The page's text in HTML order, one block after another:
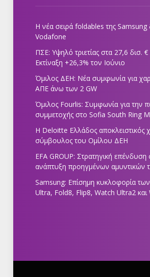
Η νέα σειρά foldables της Samsung
Vodafone
ΠΣΕ: Υψηλό τριετίας στα 27,6 δισ. €
Εκτίναξη +26,3% τον Ιούνιο
Όμιλος ΔΕΗ: Νέα συμφωνία για
ΑΠΕ άνω των 2 GW
Όμιλος Fourlis: Συμφωνία για την
συμμετοχής στο Sofia South Ring
Η Deloitte Ελλάδος αποκλειστικός
σύμβουλος του Ομίλου ΔΕΗ
EFA GROUP: Στρατηγική επένδυση
ανάπτυξη προηγμένων αμυντικών
Samsung: Επίσημη κυκλοφορία
Ultra, Fold8, Flip8, Watch Ultra2 και